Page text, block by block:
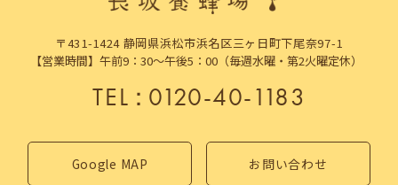
〒431-1424 静岡県浜松市浜名区三ヶ日町下尾奈97-1
【営業時間】午前9：30～午後5：00（毎週水曜・第2火曜定休）
TEL：0120-40-1183
Google MAP お問い合わせ